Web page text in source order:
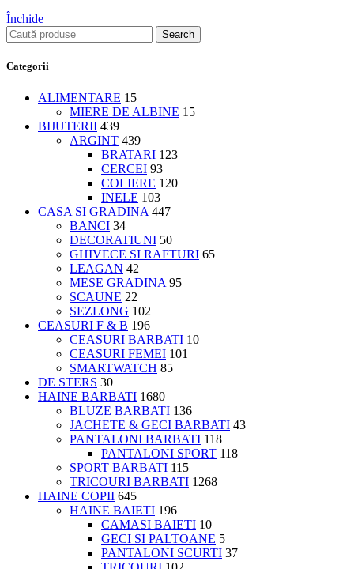
Închide
Search
Categorii
ALIMENTARE 15
MIERE DE ALBINE 15
BIJUTERII 439
ARGINT 439
BRATARI 123
CERCEI 93
COLIERE 120
INELE 103
CASA SI GRADINA 447
BANCI 34
DECORATIUNI 50
GHIVECE SI RAFTURI 65
LEAGAN 42
MESE GRADINA 95
SCAUNE 22
SEZLONG 102
CEASURI F & B 196
CEASURI BARBATI 10
CEASURI FEMEI 101
SMARTWATCH 85
DE STERS 30
HAINE BARBATI 1680
BLUZE BARBATI 136
JACHETE & GECI BARBATI 43
PANTALONI BARBATI 118
PANTALONI SPORT 118
SPORT BARBATI 115
TRICOURI BARBATI 1268
HAINE COPII 645
HAINE BAIETI 196
CAMASI BAIETI 10
GECI SI PALTOANE 5
PANTALONI SCURTI 37